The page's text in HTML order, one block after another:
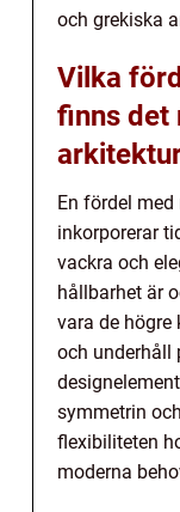
och grekiska
Vilka
finns det
En fördel
inkorporerar
vackra och
hållbarhet är
vara de högre
och underhåll
symmetrin
flexibiliteten
moderna